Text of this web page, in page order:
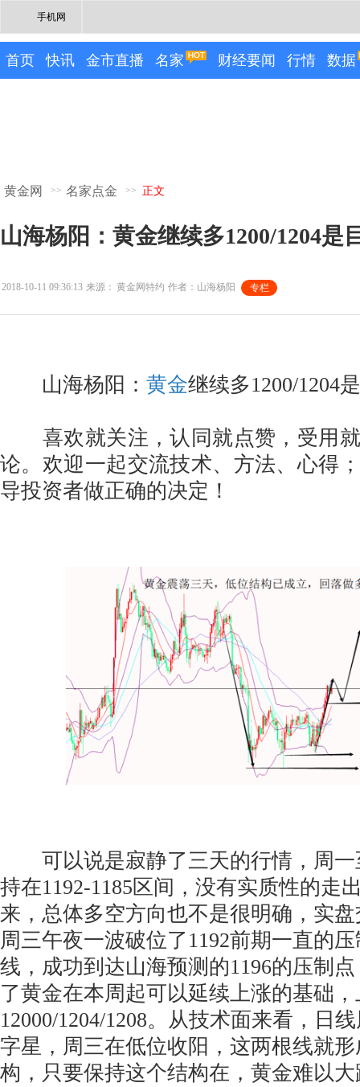
手机网
首页 快讯 金市直播 名家 财经要闻 行情 数据
黄金网 >> 名家点金 >> 正文
山海杨阳：黄金继续多1200/1204是
2018-10-11 09:36:13 来源： 黄金网特约 作者：山海杨阳 专栏
山海杨阳： 黄金继续多1200/1204
喜欢就关注，认同就点赞，受用就
论。欢迎一起交流技术、方法、心得
导投资者做正确的决定！
可以说是寂静了三天的行情，周一
持在1192-1185区间，没有实质性的走
来，总体多空方向也不是很明确，实
周三午夜一波破位了1192前期一直的
线，成功到达山海预测的1196的压制
了黄金在本周起可以延续上涨的基础
12000/1204/1208。从技术面来看，日
字星，周三在低位收阳，这两根线就
构，只要保持这个结构在，黄金难以